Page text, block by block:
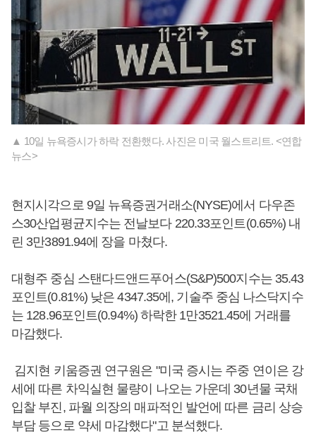
▲ 10일 뉴욕증시가 하락 전환했다. 사진은 미국 월스트리트. <연합
뉴스>
현지시각으로 9일 뉴욕증권거래소(NYSE)에서 다우존
스30산업평균지수는 전날보다 220.33포인트(0.65%) 내
린 3만3891.94에 장을 마쳤다.
대형주 중심 스탠다드앤드푸어스(S&P)500지수는 35.43
포인트(0.81%) 낮은 4347.35에, 기술주 중심 나스닥지수
는 128.96포인트(0.94%) 하락한 1만3521.45에 거래를
마감했다.
김지현 키움증권 연구원은 "미국 증시는 주중 연이은 강
세에 따른 차익실현 물량이 나오는 가운데 30년물 국채
입찰 부진, 파월 의장의 매파적인 발언에 따른 금리 상승
부담 등으로 약세 마감했다"고 분석했다.